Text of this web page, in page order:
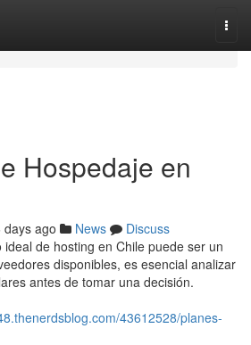
Hospedaje en
days ago News
Discuss
de hosting en Chile puede ser un
disponibles, es esencial analizar
antes de tomar una decisión.
43612528/planes-